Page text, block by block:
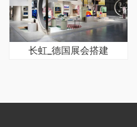
长虹_德国展会搭建